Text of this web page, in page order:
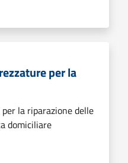
per la
la riparazione delle
domiciliare